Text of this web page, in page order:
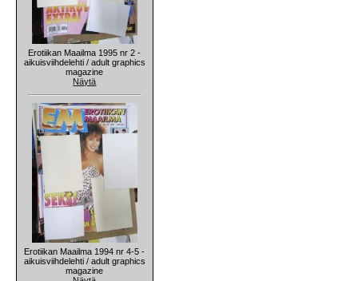
Erotiikan Maailma 1995 nr 2 -
aikuisviihdelehti / adult graphics
magazine
Näytä
Erotiikan Maailma 1994 nr 4-5 -
aikuisviihdelehti / adult graphics
magazine